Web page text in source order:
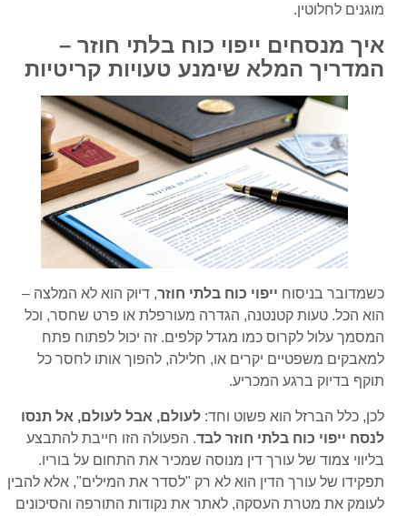
מוגנים לחלוטין.
איך מנסחים ייפוי כוח בלתי חוזר –
המדריך המלא שימנע טעויות קריטיות
כשמדובר בניסוח ייפוי כוח בלתי חוזר, דיוק הוא לא המלצה –
הוא הכל. טעות קטנטנה, הגדרה מעורפלת או פרט שחסר, וכל
המסמך עלול לקרוס כמו מגדל קלפים. זה יכול לפתוח פתח
למאבקים משפטיים יקרים או, חלילה, להפוך אותו לחסר כל
תוקף בדיוק ברגע המכריע.
לכן, כלל הברזל הוא פשוט וחד: לעולם, אבל לעולם, אל תנסו
לנסח ייפוי כוח בלתי חוזר לבד. הפעולה הזו חייבת להתבצע
בליווי צמוד של עורך דין מנוסה שמכיר את התחום על בוריו.
תפקידו של עורך הדין הוא לא רק "לסדר את המילים", אלא להבין
לעומק את מטרת העסקה, לאתר את נקודות התורפה והסיכונים